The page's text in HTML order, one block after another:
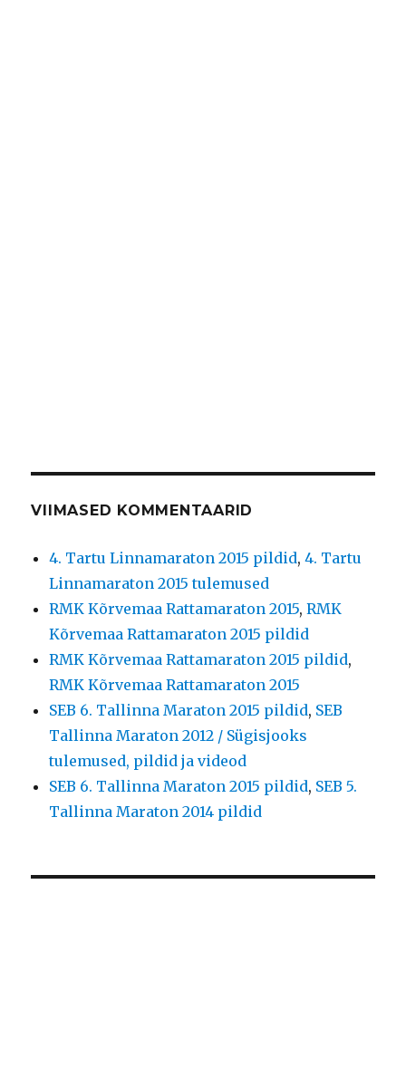
VIIMASED KOMMENTAARID
4. Tartu Linnamaraton 2015 pildid,4. Tartu
Linnamaraton 2015 tulemused
RMK Kõrvemaa Rattamaraton 2015,RMK
Kõrvemaa Rattamaraton 2015 pildid
RMK Kõrvemaa Rattamaraton 2015 pildid,
RMK Kõrvemaa Rattamaraton 2015
SEB 6. Tallinna Maraton 2015 pildid, SEB
Tallinna Maraton 2012 / Sügisjooks
tulemused, pildid ja videod
SEB 6. Tallinna Maraton 2015 pildid, SEB 5.
Tallinna Maraton 2014 pildid